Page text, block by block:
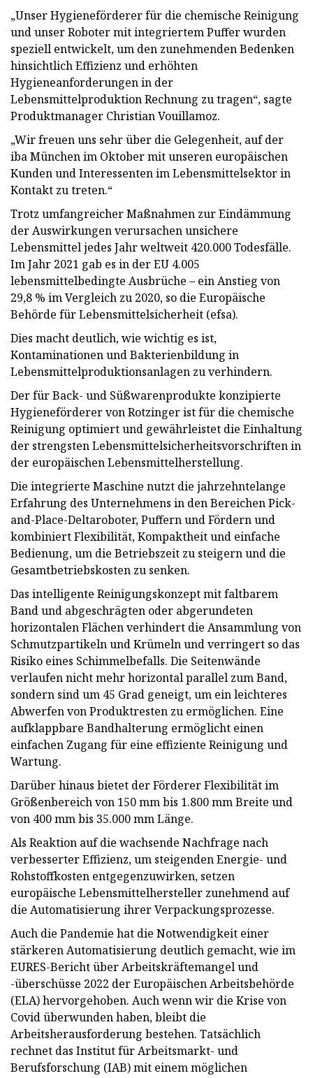
„Unser Hygieneförderer für die chemische Reinigung
und unser Roboter mit integriertem Puffer wurden
speziell entwickelt, um den zunehmenden Bedenken
hinsichtlich Effizienz und erhöhten
Hygieneanforderungen in der
Lebensmittelproduktion Rechnung zu tragen“, sagte
Produktmanager Christian Vouillamoz.
„Wir freuen uns sehr über die Gelegenheit, auf der
iba München im Oktober mit unseren europäischen
Kunden und Interessenten im Lebensmittelsektor in
Kontakt zu treten.“​
Trotz umfangreicher Maßnahmen zur Eindämmung
der Auswirkungen verursachen unsichere
Lebensmittel jedes Jahr weltweit 420.000 Todesfälle.
Im Jahr 2021 gab es in der EU 4.005
lebensmittelbedingte Ausbrüche – ein Anstieg von
29,8 % im Vergleich zu 2020, so die Europäische
Behörde für Lebensmittelsicherheit (efsa).
Dies macht deutlich, wie wichtig es ist,
Kontaminationen und Bakterienbildung in
Lebensmittelproduktionsanlagen zu verhindern.
Der für Back- und Süßwarenprodukte konzipierte
Hygieneförderer von Rotzinger ist für die chemische
Reinigung optimiert und gewährleistet die Einhaltung
der strengsten Lebensmittelsicherheitsvorschriften in
der europäischen Lebensmittelherstellung.
Die integrierte Maschine nutzt die jahrzehntelange
Erfahrung des Unternehmens in den Bereichen Pick-
and-Place-Deltaroboter, Puffern und Fördern und
kombiniert Flexibilität, Kompaktheit und einfache
Bedienung, um die Betriebszeit zu steigern und die
Gesamtbetriebskosten zu senken.
Das intelligente Reinigungskonzept mit faltbarem
Band und abgeschrägten oder abgerundeten
horizontalen Flächen verhindert die Ansammlung von
Schmutzpartikeln und Krümeln und verringert so das
Risiko eines Schimmelbefalls. Die Seitenwände
verlaufen nicht mehr horizontal parallel zum Band,
sondern sind um 45 Grad geneigt, um ein leichteres
Abwerfen von Produktresten zu ermöglichen. Eine
aufklappbare Bandhalterung ermöglicht einen
einfachen Zugang für eine effiziente Reinigung und
Wartung.
Darüber hinaus bietet der Förderer Flexibilität im
Größenbereich von 150 mm bis 1.800 mm Breite und
von 400 mm bis 35.000 mm Länge.
Als Reaktion auf die wachsende Nachfrage nach
verbesserter Effizienz, um steigenden Energie- und
Rohstoffkosten entgegenzuwirken, setzen
europäische Lebensmittelhersteller zunehmend auf
die Automatisierung ihrer Verpackungsprozesse.
Auch die Pandemie hat die Notwendigkeit einer
stärkeren Automatisierung deutlich gemacht, wie im
EURES-Bericht über Arbeitskräftemangel und
-überschüsse 2022 der Europäischen Arbeitsbehörde
(ELA) hervorgehoben. Auch wenn wir die Krise von
Covid überwunden haben, bleibt die
Arbeitsherausforderung bestehen. Tatsächlich
rechnet das Institut für Arbeitsmarkt- und
Berufsforschung (IAB) mit einem möglichen